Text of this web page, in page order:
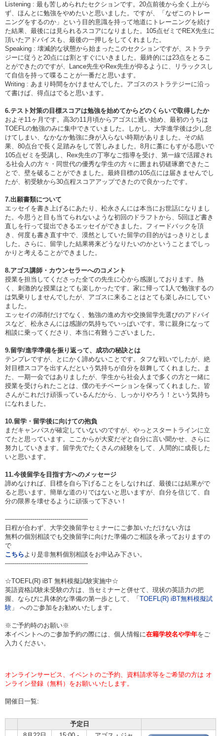
Listening : 最も苦しめられたセクションです。20点前後から全く上がら
ず、ほんとに勉強をやめたいと思いました。ですが、「なぜこのトレー
ニングをするのか」という目的意識を持って地道にトレーニングを続け
た結果、最後には見られるスコアになりました。105点ゼミでREX先生に
頂いたアドバイスも、最後の一押しをしてくれました。
Speaking : 壊滅的な状態から始まったこのセクションですが、ストラテ
ジーに従うと20点には割とすぐにいきました。最終的には23点をとるこ
とができたのですが、Lance先生やRex先生が仰るように、リラックスし
て自信を持って喋ることが一番だと思います。
Writing : あまり時間をかけませんでした。アゴスのストラテジーに沿っ
て書けば、得点はでると思います。
6.テスト対策の目標スコアは勉強を始めてからどのくらいで取得したか
およそ11ヶ月です。高3の11月頃からアゴスに通い始め、最初のうちは
TOEFLの勉強のみに集中できていました。しかし、大学進学後は少し怠
けてしまい、なかなか勉強に身が入らない時期がありました。その結
果、80点台で長く足踏みをして苦しみました。8月に藁にもすがる思いで
105点ゼミを受講し、Rex先生の丁寧なご指導を受け、第一線で活躍され
る社会人の方々・同世代の優秀な学生の方々に囲まれ切磋琢磨できたこ
とで、壁を破ることができました。最終目標の105点には届きませんでし
たが、初受験から30点程スコアアップできたので良かったです。
7.出願書類について
エッセイを書き上げるにあたり、松永さんには本当にお世話になりまし
た。今思うと目も当てられないような初回のドラフトから、5回ほど書き
直しを行って提出できるエッセイができました。フィードバックを頂
き、何度も書き直す中で、漠然としていた留学の目的がはっきりとしま
した。さらに、留学した結果将来どうなりたいのかということまでしっ
かりと考えることができました。
8.アゴス講師・カウンセラーへのコメント
授業を担当してくださった全ての先生に心から感謝しております。熱
く、刺激的な授業はとても楽しかったです。家に帰って1人で勉強するの
は気乗りしませんでしたが、アゴスに来ることはとても楽しみにしてい
ました。
エッセイの添削だけでなく、勉強の進め方や交換留学先選びのアドバイ
スなど、松永さんには感謝の気持ちでいっぱいです。常に親身になって
相談に乗ってくださり、本当に有難うございました。
9.留学/進学準備を振り返って、成功の秘訣とは
テンプレですが、とにかく諦めないことです。タフな戦いでしたが、絶
対目標スコアを出すんだという気持ちが自分を鼓舞してくれました。ま
た、一期一会ではありましたが、学生から社会人まで多くの方と一緒に
授業を受けられたことは、僕のモチベーションを保ってくれました。皆
さんがこれだけ頑張っているんだから、しっかりやろう！という気持ち
になれました。
10.留学・留学後に向けての抱負
まだキャンパスが確定していないのですが、やっとスタートラインに立
てたと思っています。ここからが大変だぞと自分に言い聞かせ、さらに
努力していきます。留学先でたくさんの経験をして、人間的に成長した
いと思います。
11.今後留学を目指す方へのメッセージ
諦めなければ、目標を自ら下げることをしなければ、最後には結果がで
ると思います。簡単な道のりではないと思いますが、自分を信じて、自
分の限界を壊せるように頑張って下さい！
------------------------------------------
日程が合わず、大学交換留学セミナーにご参加いただけない方は
無料の個別相談でも交換留学に向けた準備のご相談を承っておりますの
で
こちらより是非無料個別相談をお申込み下さい。
------------------------------------------
☆TOEFL(R) iBT 無料模擬試験実施中☆
英語資格試験未受験の方は、当セミナーと併せて、現状の英語力の把
握、ならびに具体的な準備の第一歩として、「 TOEFL(R) iBT無料模擬試
験 」 へのご参加をお勧めいたします。
※ご予約時のお願い※
本イベントへのご参加予約の際には、個人情報に在籍学校名や学年をご
入力ください。
オンラインサービス、イベントのご予約、資料請求等をご希望の方は オ
ンライン登録（無料）をお願いいたします。
開催日一覧:
予定日